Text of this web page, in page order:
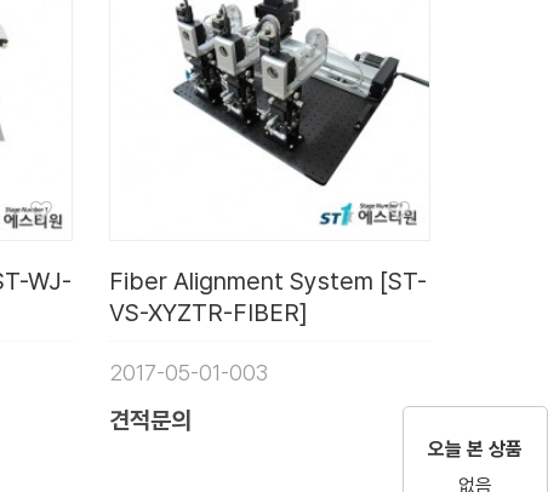
WJ-
Fiber Alignment System [ST-
VS-XYZTR-FIBER]
2017-05-01-003
견적문의
오늘 본 상품
없음